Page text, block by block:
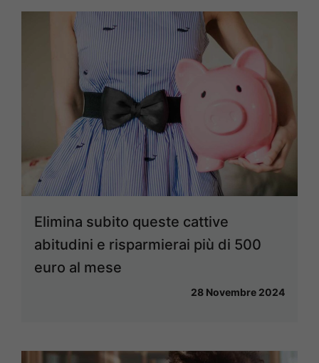
Elimina subito queste cattive
abitudini e risparmierai più di 500
euro al mese
28 Novembre 2024